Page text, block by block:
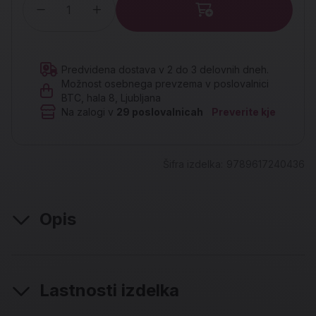
Predvidena dostava v 2 do 3 delovnih dneh.
Možnost osebnega prevzema v poslovalnici
BTC, hala 8, Ljubljana
Na zalogi v 29 poslovalnicah Preverite kje
Opis
Lastnosti izdelka